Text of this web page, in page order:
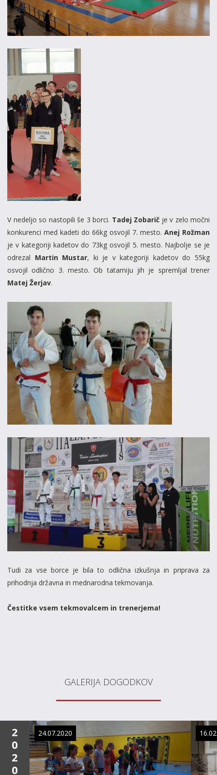
V nedeljo so nastopili še 3 borci. Tadej Zobarič je v zelo močni
konkurenci med kadeti do 66kg osvojil 7. mesto. Anej Rožman
je v kategoriji kadetov do 73kg osvojil 5. mesto. Najbolje se je
odrezal Martin Mustar, ki je v kategoriji kadetov do 55kg
osvojil odlično 3. mesto. Ob tatamiju jih je spremljal trener
Matej Žerjav.
Tudi za vse borce je bila to odlična izkušnja in priprava za
prihodnja državna in mednarodna tekmovanja.
Čestitke vsem tekmovalcem in trenerjema!
GALERIJA DOGODKOV
2
0
2
0
24.07.2020